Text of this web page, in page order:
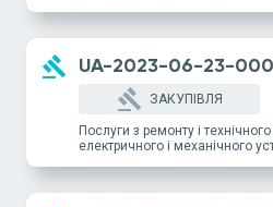
gavel UA-2023-06-23-
gavel ЗАКУПІВЛЯ
Послуги з ремонту і
електричного і механічного